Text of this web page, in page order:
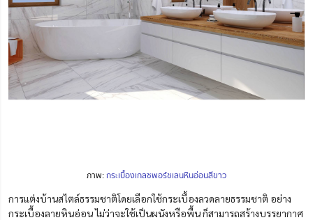
ภาพ:กระเบื้องเกลซพอร์ชเลนหินอ่อนสีขาว
การแต่งบ้านสไตล์ธรรมชาติโดยเลือกใช้กระเบื้องลวดลายธรรมชาติ อย่าง
กระเบื้องลายหินอ่อน ไม่ว่าจะใช้เป็นผนังหรือพื้น ก็สามารถสร้างบรรยากาศ